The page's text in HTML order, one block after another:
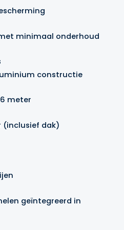
minimaal onderhoud
constructie
meter
(inclusief dak)
geïntegreerd in